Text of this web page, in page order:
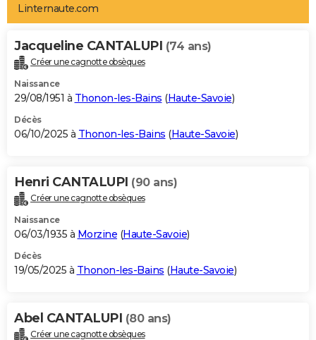
Art de vivre
Bien-être
Loisirs
Mode
Modes de vie
Alimentation
Guide de la santé
Maladies
Médicaments
Sommeil
VOYAGE
Destinations
City break
Voyage nature
Voyage de noces
Forum
Climat
+PHOTO
GUIDES D'ACHAT
BONS PLANS
Carte de Noël
Carte Bonne année
Carte Saint-Valentin
Carte Pâques
Carte d'anniversaire
DICTIONNAIRE
Dictionnaire
Biographies
Citations
Expressions
Proverbes
PROGRAMME TV
S'inscrire
Se connecter
Lycées
Collèges
Primaires
Universités
Entreprises
Service militaire
Avis de recherche
AVIS DE DÉCÈS
Bricolage
Lifestyle
Culture
Sport
Auto
Television
Voyage
Cinema
Linternaute.com
Jacqueline CANTALUPI (74 ans)
Créer une cagnotte obsèques
Naissance
29/08/1951 à Thonon-les-Bains (Haute-Savoie)
Décès
06/10/2025 à Thonon-les-Bains (Haute-Savoie)
Henri CANTALUPI (90 ans)
Créer une cagnotte obsèques
Naissance
06/03/1935 à Morzine (Haute-Savoie)
Décès
19/05/2025 à Thonon-les-Bains (Haute-Savoie)
Abel CANTALUPI (80 ans)
Créer une cagnotte obsèques